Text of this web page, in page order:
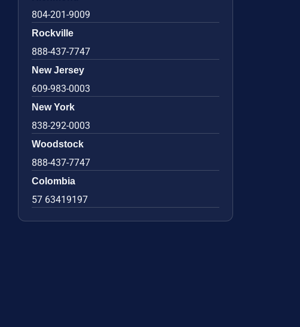
804-201-9009
Rockville
888-437-7747
New Jersey
609-983-0003
New York
838-292-0003
Woodstock
888-437-7747
Colombia
57 63419197